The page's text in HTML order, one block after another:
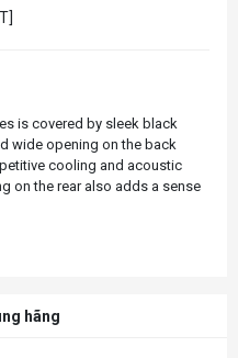
is covered by sleek black
wide opening on the back
cooling and acoustic
on the rear also adds a sense
Ada Lovelace arch, and
hãng